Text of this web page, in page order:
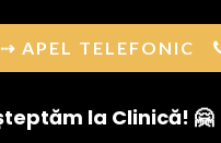
APEL TELEFONIC
la Clinică! 🤗